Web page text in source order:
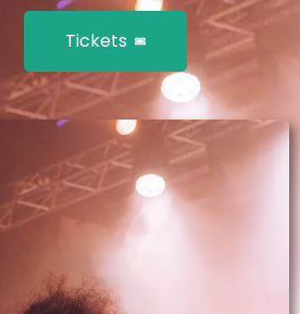
Tickets